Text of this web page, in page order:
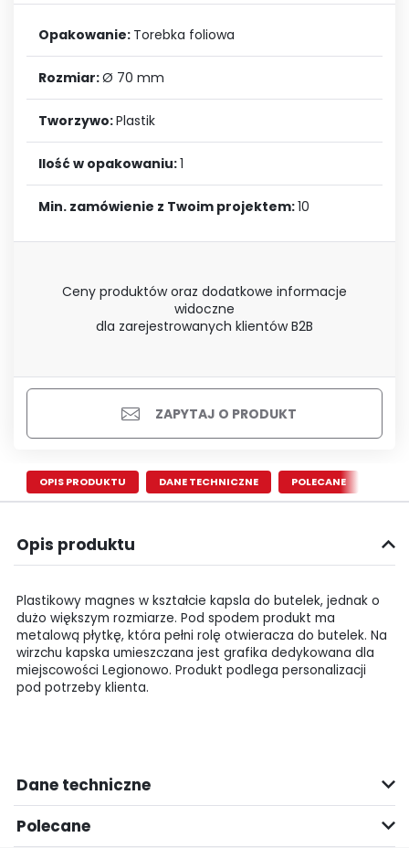
Opakowanie: Torebka foliowa
Rozmiar:Ø 70 mm
Tworzywo:Plastik
Ilość w opakowaniu:1
Min. zamówienie z Twoim projektem:10
Ceny produktów oraz dodatkowe informacje
widoczne
dla zarejestrowanych klientów B2B
ZAPYTAJ O PRODUKT
OPIS PRODUKTU DANE TECHNICZNE POLECANE
Opis produktu
Plastikowy magnes w kształcie kapsla do butelek, jednak o
dużo większym rozmiarze. Pod spodem produkt ma
metalową płytkę, która pełni rolę otwieracza do butelek. Na
wirzchu kapska umieszczana jest grafika dedykowana dla
miejscowości Legionowo. Produkt podlega personalizacji
pod potrzeby klienta.
Dane techniczne
Polecane